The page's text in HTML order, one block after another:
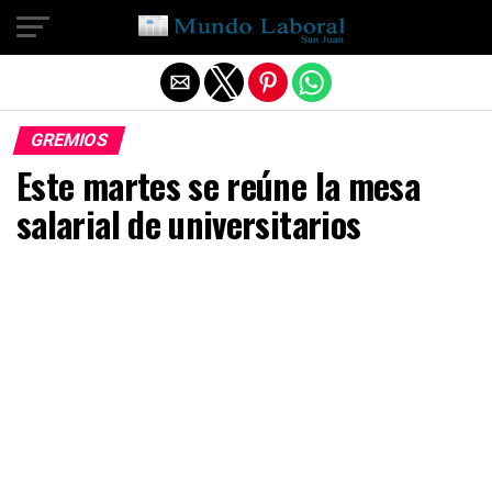
GREMIOS
Este martes se reúne la mesa
salarial de universitarios
Salir de la versión móvil